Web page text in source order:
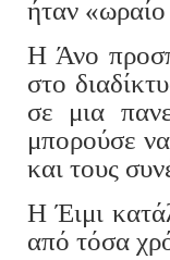
ήταν
Η Άνο
στο
σε μια
μπορούσε
και τους
Η Έιμι
από τόσα